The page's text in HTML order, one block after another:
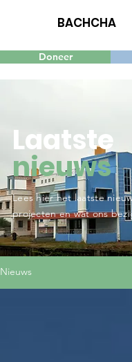
BACHCHA
Doneer
Nieuws
Laatste
nieuws
Lees hier het laatste
projecten en wat ons